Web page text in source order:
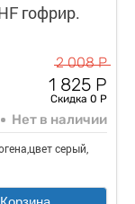
гофрир.
2 008 Р
1 825 Р
Скидка 0 Р
Нет в наличии
серый,